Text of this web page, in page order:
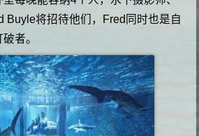
Buyle将招待他们，Fred同时也是自
者。